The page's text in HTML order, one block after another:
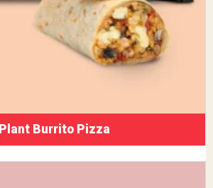
Plant Burrito Pizza